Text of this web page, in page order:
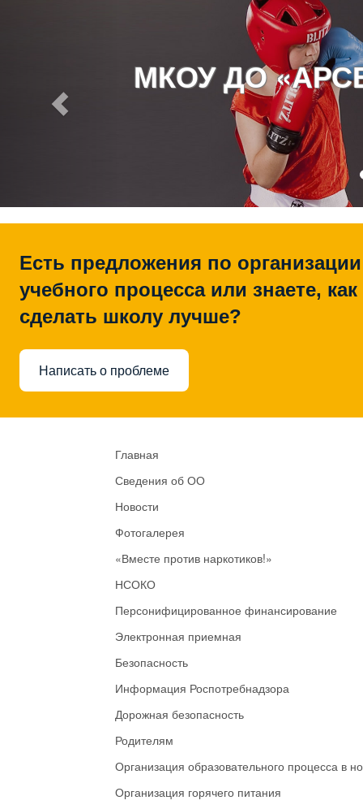
МКОУ ДО
Есть предложения по организации
учебного процесса или знаете, как
сделать школу лучше?
Написать о проблеме
Главная
Сведения об ОО
Новости
Фотогалерея
«Вместе против наркотиков!»
НСОКО
Персонифицированное финансирование
Электронная приемная
Безопасность
Информация Роспотребнадзора
Дорожная безопасность
Родителям
Организация образовательного процесса в
Организация горячего питания